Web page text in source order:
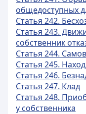
общедоступных
Статья 242.
Статья 243.
собственник
Статья 244.
Статья 245.
Статья 246.
Статья 247. Клад
Статья 248.
у собственника